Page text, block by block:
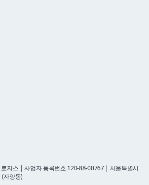
저스 | 사업자 등록번호 120-88-00767 | 서울특별시
자양동)